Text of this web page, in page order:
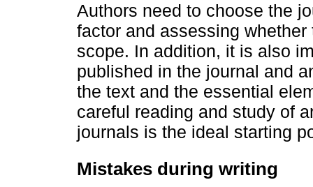
Authors need to choose the
factor and assessing
scope. In addition, it is also
published in the journal and
the text and the essential
careful reading and study of
journals is the ideal starting
Mistakes during writing